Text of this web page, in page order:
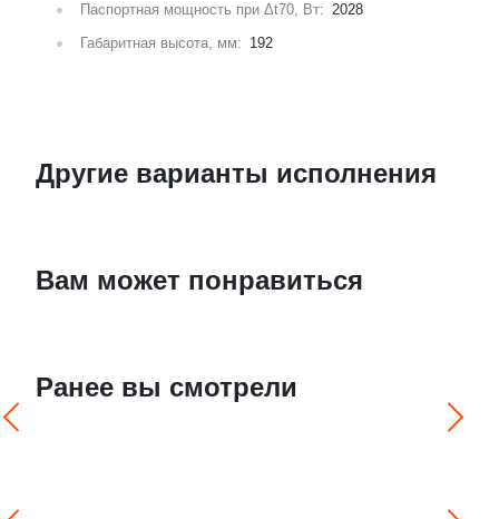
Паспортная мощность при Δt70, Вт: 2028
Габаритная высота, мм: 192
Другие варианты исполнения
Вам может понравиться
Ранее вы смотрели